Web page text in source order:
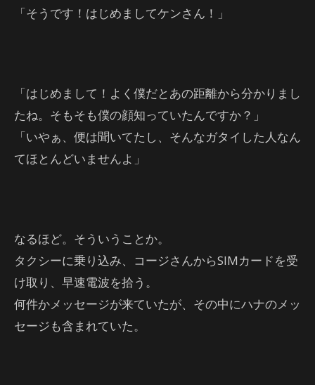
「そうです！はじめましてケンさん！」
「はじめまして！よく僕だとあの距離から分かりまし
たね。そもそも僕の顔知っていたんですか？」
「いやぁ、便は聞いてたし、そんなガタイした人なん
てほとんどいませんよ」
なるほど。そういうことか。
タクシーに乗り込み、コージさんからSIMカードを受
け取り、早速電波を拾う。
何件かメッセージが来ていたが、その中にハナのメッ
セージも含まれていた。